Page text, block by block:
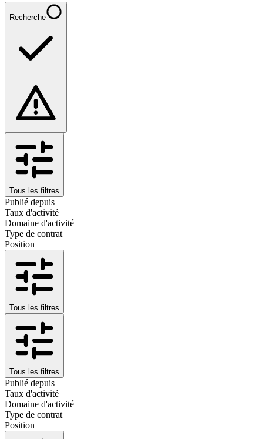
Recherche
Tous les filtres
Publié depuis
Taux d'activité
Domaine d'activité
Type de contrat
Position
Tous les filtres
Tous les filtres
Publié depuis
Taux d'activité
Domaine d'activité
Type de contrat
Position